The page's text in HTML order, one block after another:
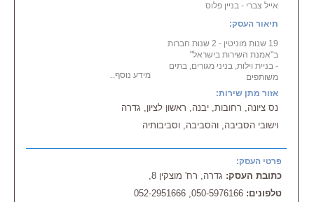
אייל צברי - בניין פלוס
תיאור העסק:
19 שנות מוניטין - 2 שנות חברות
ב"אמנת השירות בישראל"
- בניית וילות, בניני מגורים, בתים
משותפים
- בנייה, הריסה, פיצול דירות, הרחבת
מבנים, שיפוץ אמבטיות
- חשמל, אינסטלציה, צבע פנים וחוץ,
מידע נוסף...
אזור מתן שירות:
נס ציונה, רחובות, יבנה, ראשון לציון, גדרה
וישובי הסביבה, והסביבה, וסביבותיה
פרטי העסק:
כתובת העסק: גדרה, רח' מוצקין 8,
טלפונים:050-5976166, 052-2951666